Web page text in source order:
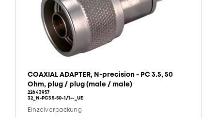
COAXIAL ADAPTER, N-precision - PC 3.5, 50
Ohm, plug / plug (male / male)
22643957
32_N-PC35-50-1/1--_UE
Einzelverpackung